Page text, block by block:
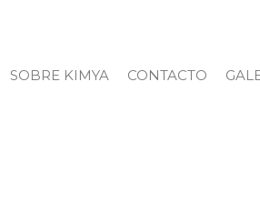
SOBRE KIMYA CONTACTO